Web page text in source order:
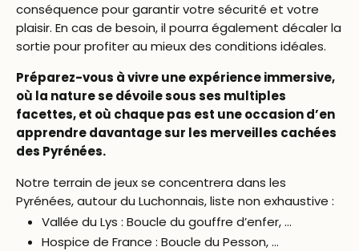
conséquence pour garantir votre sécurité et votre
plaisir. En cas de besoin, il pourra également décaler la
sortie pour profiter au mieux des conditions idéales.
Préparez-vous à vivre une expérience immersive,
où la nature se dévoile sous ses multiples
facettes, et où chaque pas est une occasion d’en
apprendre davantage sur les merveilles cachées
des Pyrénées.
Notre terrain de jeux se concentrera dans les
Pyrénées, autour du Luchonnais, liste non exhaustive :
Vallée du Lys : Boucle du gouffre d’enfer, …
Hospice de France : Boucle du Pesson, …